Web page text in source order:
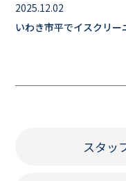
2025.12.02
いわき市平でイスクリ
スタッ